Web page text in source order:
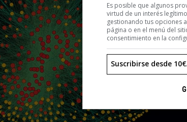
Es posible que algunos
virtud de un interés
gestionando tus opciones
página o en el menú del
consentimiento en la
Suscribirse desde